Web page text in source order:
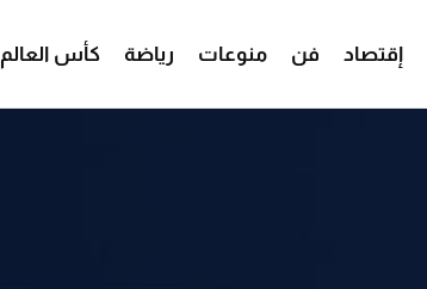
إقتصاد فن منوعات رياضة كأس العالم